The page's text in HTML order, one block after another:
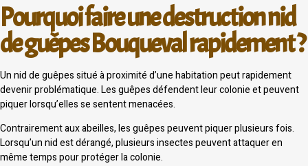
Pourquoi faire une destruction nid
de guêpes Bouqueval rapidement ?
Un nid de guêpes situé à proximité d’une habitation peut rapidement
devenir problématique. Les guêpes défendent leur colonie et peuvent
piquer lorsqu’elles se sentent menacées.
Contrairement aux abeilles, les guêpes peuvent piquer plusieurs fois.
Lorsqu’un nid est dérangé, plusieurs insectes peuvent attaquer en
même temps pour protéger la colonie.